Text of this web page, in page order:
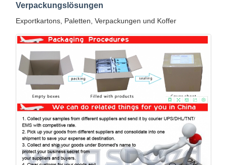
Verpackungslösungen
Exportkartons, Paletten, Verpackungen und Koffer